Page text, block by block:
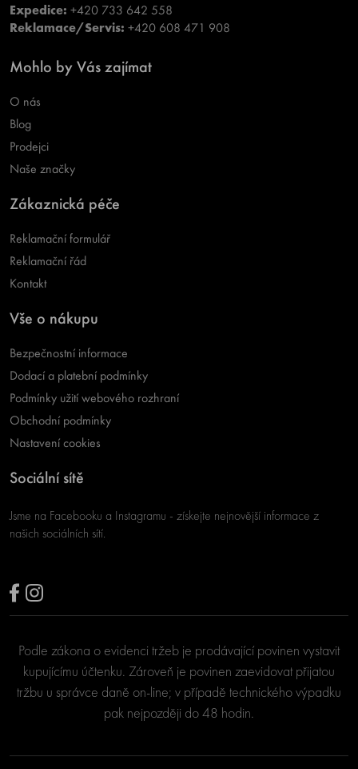
Expedice: +420 733 642 558
Reklamace/Servis: +420 608 471 908
Mohlo by Vás zajímat
O nás
Blog
Prodejci
Naše značky
Zákaznická péče
Reklamační formulář
Reklamační řád
Kontakt
Vše o nákupu
Bezpečnostní informace
Dodací a platební podmínky
Podmínky užití webového rozhraní
Obchodní podmínky
Nastavení cookies
Sociální sítě
Jsme na Facebooku a Instagramu - získejte nejnovější informace z
našich sociálních sítí.
Podle zákona o evidenci tržeb je prodávající povinen vystavit
kupujícímu účtenku. Zároveň je povinen zaevidovat přijatou
tržbu u správce daně on-line; v případě technického výpadku
pak nejpozději do 48 hodin.